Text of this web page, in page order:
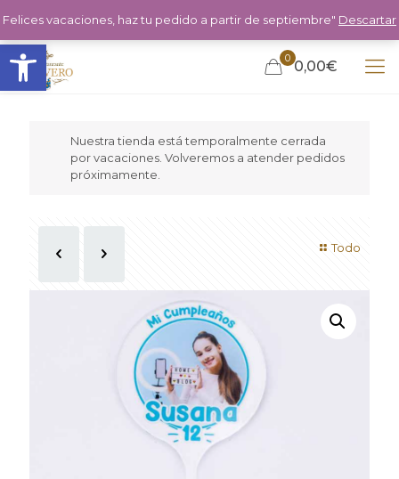
Abrir barra de herramientas 0 0,00€
Nuestra tienda está temporalmente cerrada
por vacaciones. Volveremos a atender pedidos
próximamente.
Todo
Felices vacaciones, haz tu pedido a partir de septiembre" Descartar